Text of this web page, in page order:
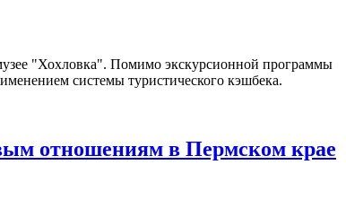
"Хохловка". Помимо экскурсионной программы
системы туристического кэшбека.
отношениям в Пермском крае